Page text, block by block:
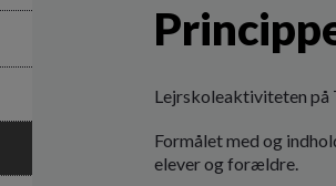
Lejrskoleaktiviteten på
Formålet med og
elever og forældre.